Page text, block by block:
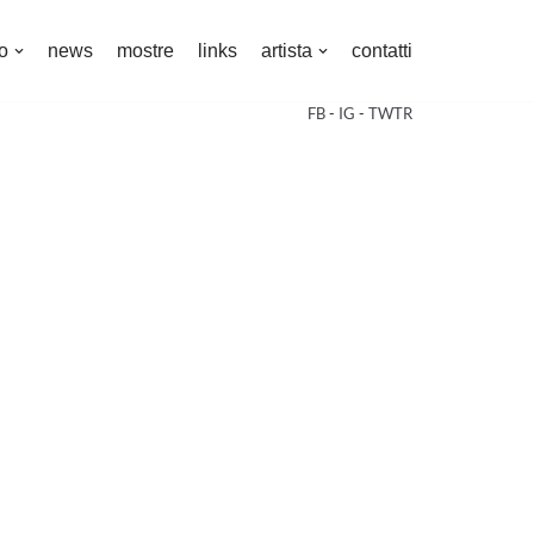
news mostre links artista contatti
FB- IG - TWTR